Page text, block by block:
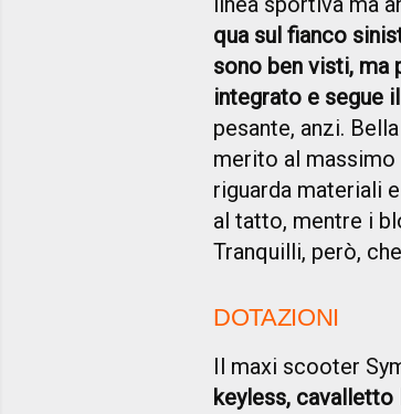
qua sul fianco
sono ben visti, ma
integrato e segue
pesante, anzi.
merito al
riguarda materiali
al tatto, mentre i
Tranquilli, però,
DOTAZIONI
Il maxi scooter
keyless,